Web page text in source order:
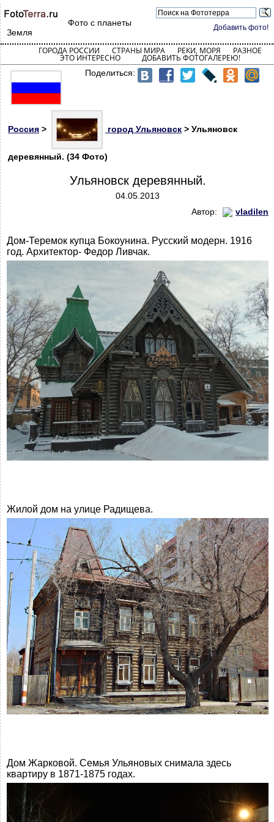
Добавить фото!
Фото с планеты
Земля
ГОРОДА РОССИИ СТРАНЫ МИРА РЕКИ, МОРЯ РАЗНОЕ
ЭТО ИНТЕРЕСНО ДОБАВИТЬ ФОТОГАЛЕРЕЮ!
Поделиться:
Россия > город Ульяновск > Ульяновск
деревянный. (34 Фото)
Ульяновск деревянный.
04.05.2013
Автор:
vladilen
Дом-Теремок купца Бокоунина. Русский модерн. 1916
год. Архитектор- Федор Ливчак.
Жилой дом на улице Радищева.
Дом Жарковой. Семья Ульяновых снимала здесь
квартиру в 1871-1875 годах.